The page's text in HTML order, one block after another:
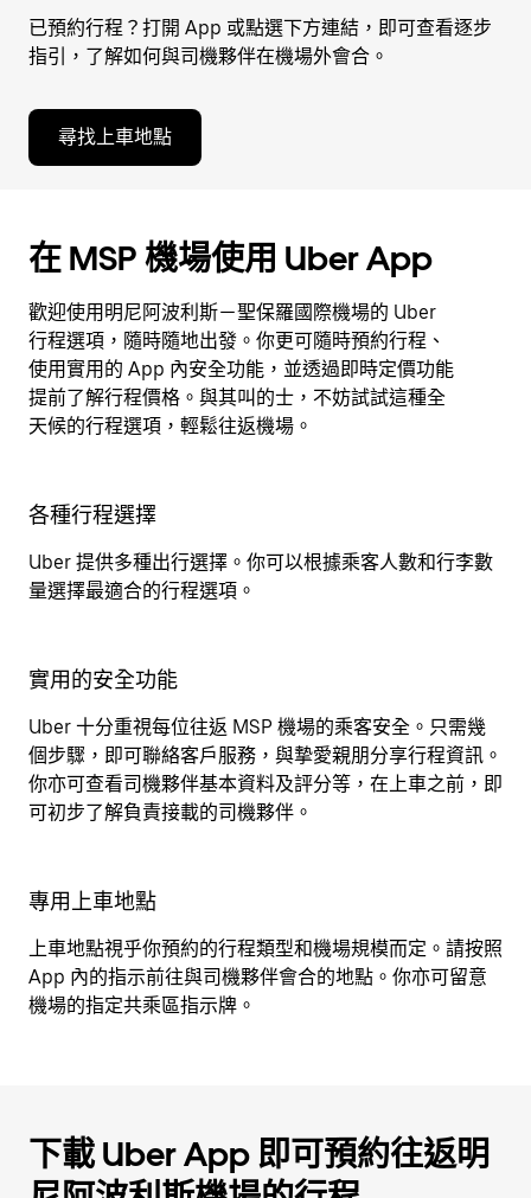
已預約行程？打開 App 或點選下方連結，即可查看逐步
指引，了解如何與司機夥伴在機場外會合。
尋找上車地點
在 MSP 機場使用 Uber App
歡迎使用明尼阿波利斯－聖保羅國際機場的 Uber
行程選項，隨時隨地出發。你更可隨時預約行程、
使用實用的 App 內安全功能，並透過即時定價功能
提前了解行程價格。與其叫的士，不妨試試這種全
天候的行程選項，輕鬆往返機場。
各種行程選擇
Uber 提供多種出行選擇。你可以根據乘客人數和行李數
量選擇最適合的行程選項。
實用的安全功能
Uber 十分重視每位往返 MSP 機場的乘客安全。只需幾
個步驟，即可聯絡客戶服務，與摯愛親朋分享行程資訊。
你亦可查看司機夥伴基本資料及評分等，在上車之前，即
可初步了解負責接載的司機夥伴。
專用上車地點
上車地點視乎你預約的行程類型和機場規模而定。請按照
App 內的指示前往與司機夥伴會合的地點。你亦可留意
機場的指定共乘區指示牌。
下載 Uber App 即可預約往返明